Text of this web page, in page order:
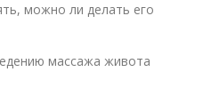
можно ли делать его
массажа живота